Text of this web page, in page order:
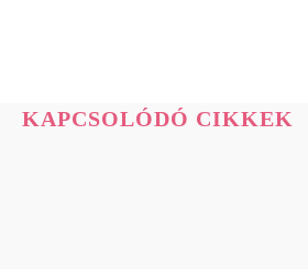
KAPCSOLÓDÓ CIKKEK